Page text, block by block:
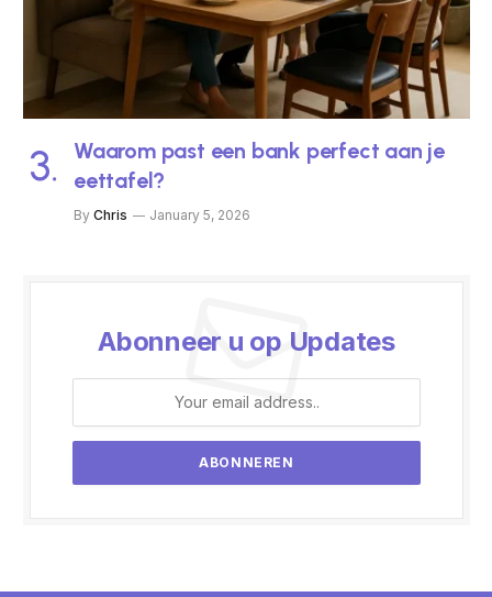
Waarom past een bank perfect aan je
eettafel?
By Chris January 5, 2026
Abonneer u op Updates